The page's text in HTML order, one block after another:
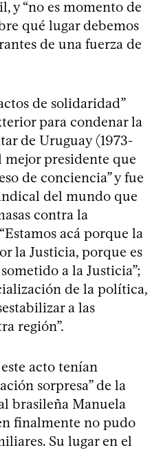
y “no es momento de
qué lugar debemos
de una fuerza de
de solidaridad”
para condenar la
de Uruguay (1973-
mejor presidente que
de conciencia” y fue
del mundo que
contra la
acá porque la
la Justicia, porque es
a la Justicia”;
de la política,
a las
región”.
acto tenían
sorpresa” de la
brasileña Manuela
finalmente no pudo
Su lugar en el